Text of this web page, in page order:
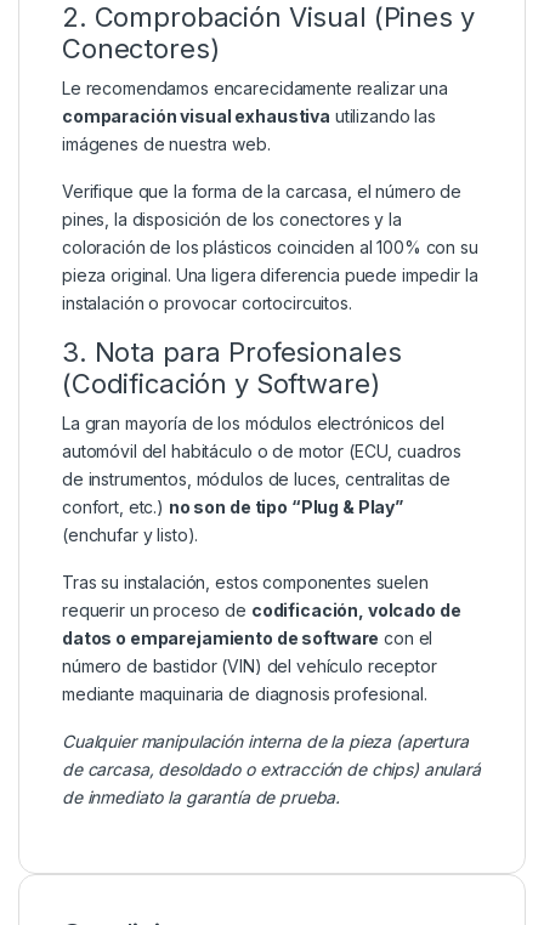
2. Comprobación Visual (Pines y
Conectores)
Le recomendamos encarecidamente realizar una
comparación visual exhaustiva utilizando las
imágenes de nuestra web.
Verifique que la forma de la carcasa, el número de
pines, la disposición de los conectores y la
coloración de los plásticos coinciden al 100% con su
pieza original. Una ligera diferencia puede impedir la
instalación o provocar cortocircuitos.
3. Nota para Profesionales
(Codificación y Software)
La gran mayoría de los módulos electrónicos del
automóvil del habitáculo o de motor (ECU, cuadros
de instrumentos, módulos de luces, centralitas de
confort, etc.) no son de tipo “Plug & Play”
(enchufar y listo).
Tras su instalación, estos componentes suelen
requerir un proceso de codificación, volcado de
datos o emparejamiento de software con el
número de bastidor (VIN) del vehículo receptor
mediante maquinaria de diagnosis profesional.
Cualquier manipulación interna de la pieza (apertura
de carcasa, desoldado o extracción de chips) anulará
de inmediato la garantía de prueba.